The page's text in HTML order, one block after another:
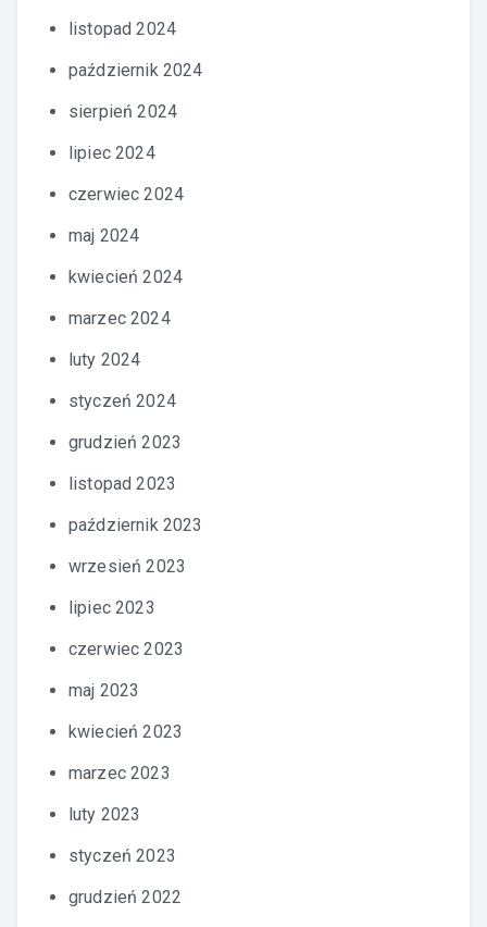
listopad 2024
październik 2024
sierpień 2024
lipiec 2024
czerwiec 2024
maj 2024
kwiecień 2024
marzec 2024
luty 2024
styczeń 2024
grudzień 2023
listopad 2023
październik 2023
wrzesień 2023
lipiec 2023
czerwiec 2023
maj 2023
kwiecień 2023
marzec 2023
luty 2023
styczeń 2023
grudzień 2022